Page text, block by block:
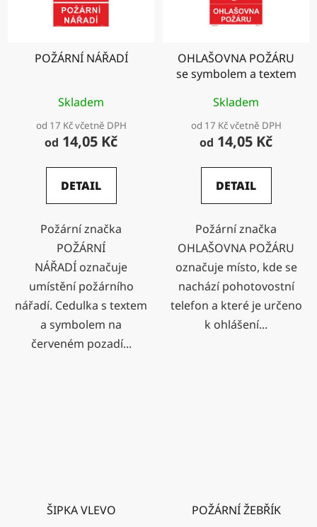
POŽÁRNÍ NÁŘADÍ
Skladem
od 17 Kč včetně DPH
od 14,05 Kč
DETAIL
Požární značka
POŽÁRNÍ
NÁŘADÍ označuje
umístění požárního
nářadí. Cedulka s textem
a symbolem na
červeném pozadí...
OHLAŠOVNA POŽÁRU
se symbolem a textem
Skladem
od 17 Kč včetně DPH
od 14,05 Kč
DETAIL
Požární značka
OHLAŠOVNA POŽÁRU
označuje místo, kde se
nachází pohotovostní
telefon a které je určeno
k ohlášení...
ŠIPKA VLEVO POŽÁRNÍ ŽEBŘÍK